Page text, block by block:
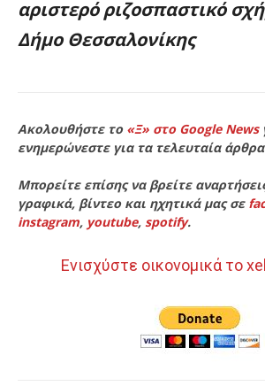
αριστερό ριζοσπαστικό
Δήμο Θεσσαλονίκης
Ακολουθήστε το «Ξ» στο Google News
ενημερώνεστε για τα τελευταία
Μπορείτε επίσης να βρείτε
γραφικά, βίντεο και ηχητικά μας σε
instagram, youtube, spotify.
Ενισχύστε οικονομικά το